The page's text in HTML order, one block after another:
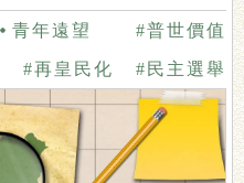
青年遠望 #普世價值
#民主選舉
#再皇民化